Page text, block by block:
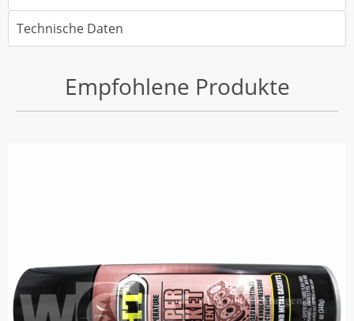
Technische Daten
Empfohlene Produkte